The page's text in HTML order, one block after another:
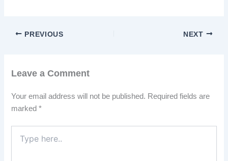
PREVIOUS NEXT
Leave a Comment
Your email address will not be published. Required fields are
marked*
here..